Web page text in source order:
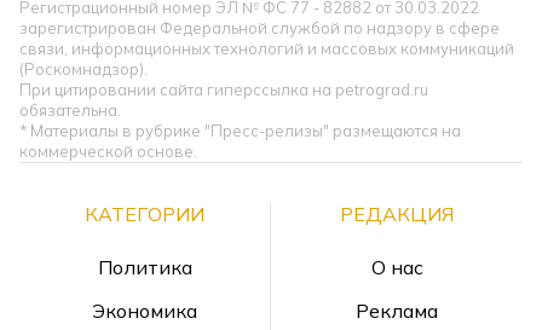
Регистрационный номер ЭЛ № ФС 77 - 82882 от 30.03.2022
зарегистрирован Федеральной службой по надзору в сфере
связи, информационных технологий и массовых коммуникаций
(Роскомнадзор).
При цитировании сайта гиперссылка на petrograd.ru
обязательна.
* Материалы в рубрике "Пресс-релизы" размещаются на
коммерческой основе.
КАТЕГОРИИ
Политика
Экономика
РЕДАКЦИЯ
О нас
Реклама